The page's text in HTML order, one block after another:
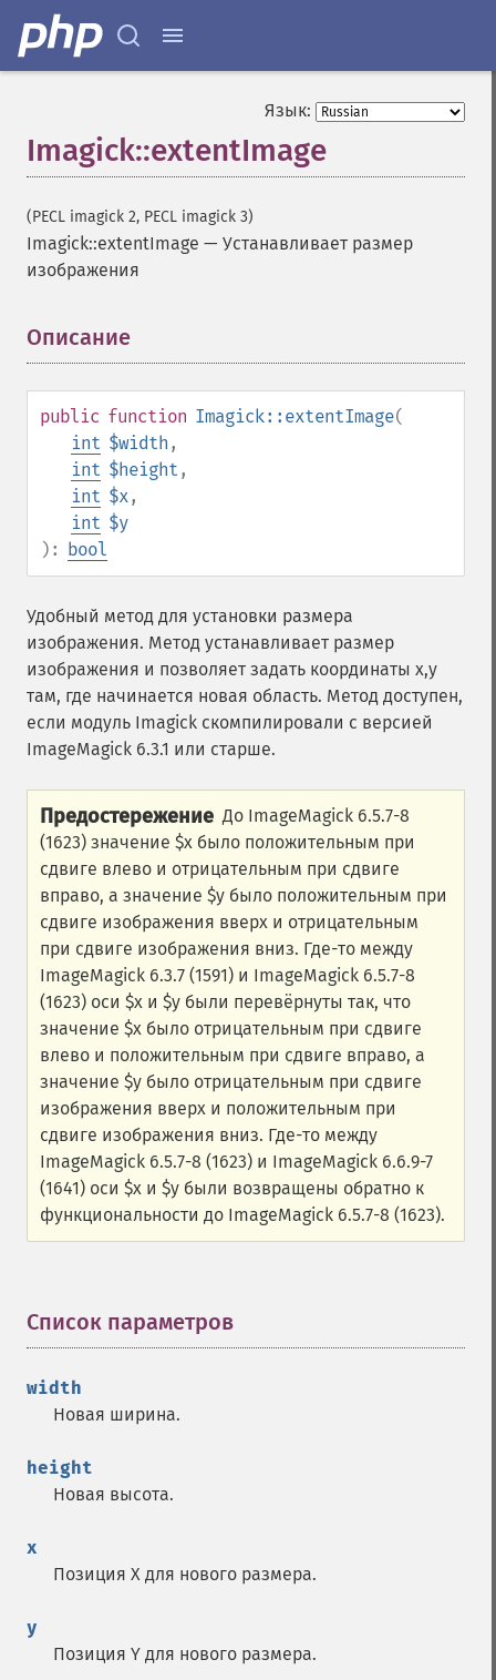
Язык:
Imagick::extentImage
(PECL imagick 2, PECL imagick 3)
Imagick::extentImage — Устанавливает размер
изображения
Описание
public function Imagick::extentImage(
int $width ,
int $height ,
int $x,
int $y
): bool
Удобный метод для установки размера
изображения. Метод устанавливает размер
изображения и позволяет задать координаты x,y
там, где начинается новая область. Метод доступен,
если модуль Imagick скомпилировали с версией
ImageMagick 6.3.1 или старше.
Предостережение До ImageMagick 6.5.7-8
(1623) значение $x было положительным при
сдвиге влево и отрицательным при сдвиге
вправо, а значение $y было положительным при
сдвиге изображения вверх и отрицательным
при сдвиге изображения вниз. Где-то между
ImageMagick 6.3.7 (1591) и ImageMagick 6.5.7-8
(1623) оси $x и $y были перевёрнуты так, что
значение $x было отрицательным при сдвиге
влево и положительным при сдвиге вправо, а
значение $y было отрицательным при сдвиге
изображения вверх и положительным при
сдвиге изображения вниз. Где-то между
ImageMagick 6.5.7-8 (1623) и ImageMagick 6.6.9-7
(1641) оси $x и $y были возвращены обратно к
функциональности до ImageMagick 6.5.7-8 (1623).
Список параметров
width
Новая ширина.
height
Новая высота.
x
Позиция X для нового размера.
y
Позиция Y для нового размера.